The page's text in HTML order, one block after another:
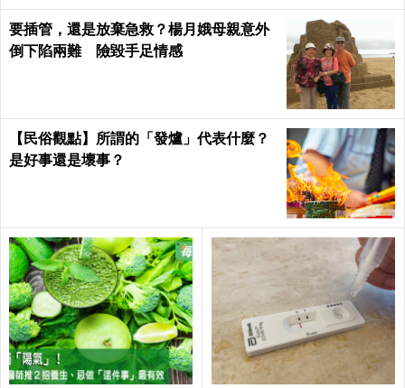
要插管，還是放棄急救？楊月娥母親意外
倒下陷兩難 險毀手足情感
【民俗觀點】所謂的「發爐」代表什麼？
是好事還是壞事？